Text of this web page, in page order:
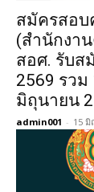
สมัครสอบ
(สำนักงา
สอศ. รับส
2569 รวม
มิถุนายน
admin001 - 15 มิ